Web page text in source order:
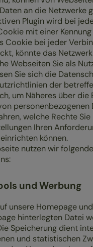
an die Netzwerke
Plugin wird bei
mit einer
Cookie bei jeder
könnte das
Webseiten Sie als
Sie sich die
der
um Näheres über die
personenbezogenen
welche Rechte
Ihren
können.
nutzen wir
und Werbung
unsere Homepage
hinterlegten Datei
Speicherung dient
und statistischen